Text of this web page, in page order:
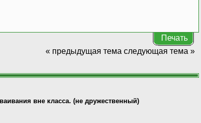
Печать
« предыдущая тема следующая тема »
вне класса. (не дружественный)